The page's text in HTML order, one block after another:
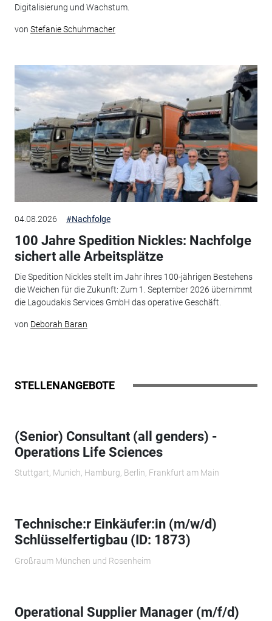
Digitalisierung und Wachstum.
von Stefanie Schuhmacher
04.08.2026 #Nachfolge
100 Jahre Spedition Nickles: Nachfolge
sichert alle Arbeitsplätze
Die Spedition Nickles stellt im Jahr ihres 100-jährigen Bestehens
die Weichen für die Zukunft: Zum 1. September 2026 übernimmt
die Lagoudakis Services GmbH das operative Geschäft.
von Deborah Baran
STELLENANGEBOTE
(Senior) Consultant (all genders) -
Operations Life Sciences
Stuttgart, Munich, Hamburg, Berlin, Frankfurt am Main
Technische:r Einkäufer:in (m/w/d)
Schlüsselfertigbau (ID: 1873)
Großraum München und Rosenheim
Operational Supplier Manager (m/f/d)